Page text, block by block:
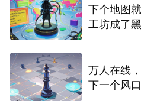
下个地图
工坊成了
万人在线
下一个风